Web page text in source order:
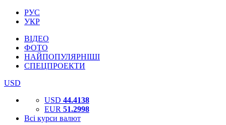
РУС
УКР
ВІДЕО
ФОТО
НАЙПОПУЛЯРНІШІ
СПЕЦПРОЕКТИ
USD
USD 44.4138
EUR 51.2998
Всі курси валют